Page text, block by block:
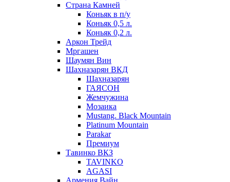
Страна Камней
Коньяк в п/у
Коньяк 0,5 л.
Коньяк 0,2 л.
Аркон Трейд
Мргашен
Шаумян Вин
Шахназарян ВКД
Шахназарян
ГАЯСОН
Жемчужина
Мозаика
Mustang. Black Mountain
Platinum Mountain
Parakar
Премиум
Тавинко ВКЗ
TAVINKO
AGASI
Армения Вайн